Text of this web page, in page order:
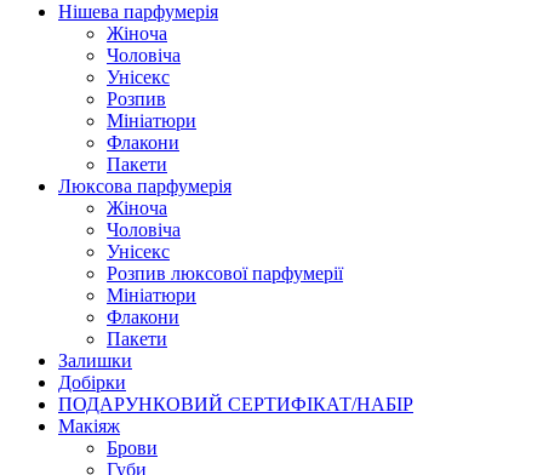
Нішева парфумерія
Жіноча
Чоловіча
Унісекс
Розпив
Мініатюри
Флакони
Пакети
Люксова парфумерія
Жіноча
Чоловіча
Унісекс
Розпив люксової парфумерії
Мініатюри
Флакони
Пакети
Залишки
Добірки
ПОДАРУНКОВИЙ СЕРТИФІКАТ/НАБІР
Макіяж
Брови
Губи